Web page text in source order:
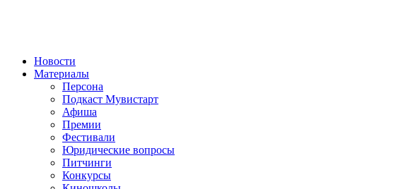
Новости
Материалы
Персона
Подкаст Мувистарт
Афиша
Премии
Фестивали
Юридические вопросы
Питчинги
Конкурсы